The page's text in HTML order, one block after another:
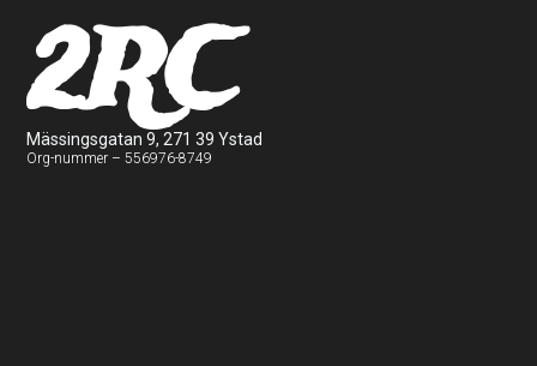
2RC
Mässingsgatan 9, 271 39 Ystad
Org-nummer – 556976-8749